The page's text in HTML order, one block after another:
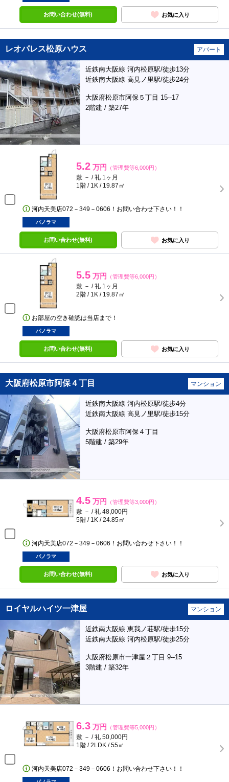
お問い合わせ(無料) お気に入り
レオパレス松原ハウス アパート
近鉄南大阪線 河内松原駅/徒歩13分
近鉄南大阪線 高見ノ里駅/徒歩24分
大阪府松原市阿保５丁目 15--17
2階建 / 築27年
5.2 万円 （管理費等6,000円）
敷 － / 礼 1ヶ月
1階 / 1K / 19.87㎡
河内天美店072－349－0606！お問い合わせ下さい！！
パノラマ
お問い合わせ(無料) お気に入り
5.5 万円 （管理費等6,000円）
敷 － / 礼 1ヶ月
2階 / 1K / 19.87㎡
お部屋の空き確認は当店まで！
パノラマ
お問い合わせ(無料) お気に入り
大阪府松原市阿保４丁目 マンション
近鉄南大阪線 河内松原駅/徒歩4分
近鉄南大阪線 高見ノ里駅/徒歩15分
大阪府松原市阿保４丁目
5階建 / 築29年
4.5 万円 （管理費等3,000円）
敷 － / 礼 48,000円
5階 / 1K / 24.85㎡
河内天美店072－349－0606！お問い合わせ下さい！！
パノラマ
お問い合わせ(無料) お気に入り
ロイヤルハイツ一津屋 マンション
近鉄南大阪線 恵我ノ荘駅/徒歩15分
近鉄南大阪線 河内松原駅/徒歩25分
大阪府松原市一津屋２丁目 9--15
3階建 / 築32年
6.3 万円 （管理費等5,000円）
敷 － / 礼 50,000円
1階 / 2LDK / 55㎡
河内天美店072－349－0606！お問い合わせ下さい！！